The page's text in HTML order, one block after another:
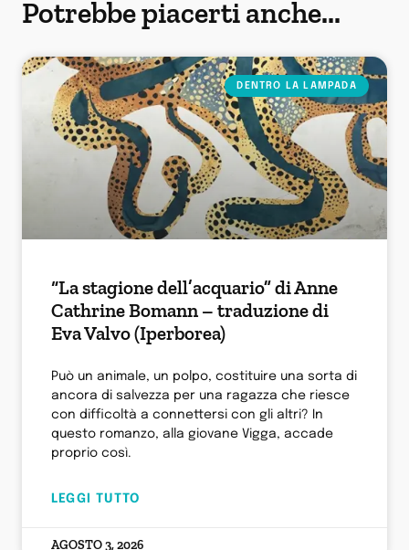
Potrebbe piacerti anche...
DENTRO LA LAMPADA
“La stagione dell’acquario” di Anne
Cathrine Bomann – traduzione di
Eva Valvo (Iperborea)
Può un animale, un polpo, costituire una sorta di
ancora di salvezza per una ragazza che riesce
con difficoltà a connettersi con gli altri? In
questo romanzo, alla giovane Vigga, accade
proprio così.
LEGGI TUTTO
AGOSTO 3, 2026